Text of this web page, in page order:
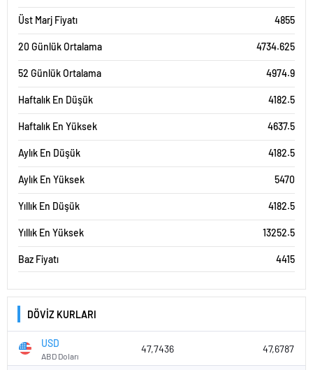
Üst Marj Fiyatı 4855
20 Günlük Ortalama 4734.625
52 Günlük Ortalama 4974.9
Haftalık En Düşük 4182.5
Haftalık En Yüksek 4637.5
Aylık En Düşük 4182.5
Aylık En Yüksek 5470
Yıllık En Düşük 4182.5
Yıllık En Yüksek 13252.5
Baz Fiyatı 4415
DÖVİZ KURLARI
USD
ABD Doları
47,7436 47,6787